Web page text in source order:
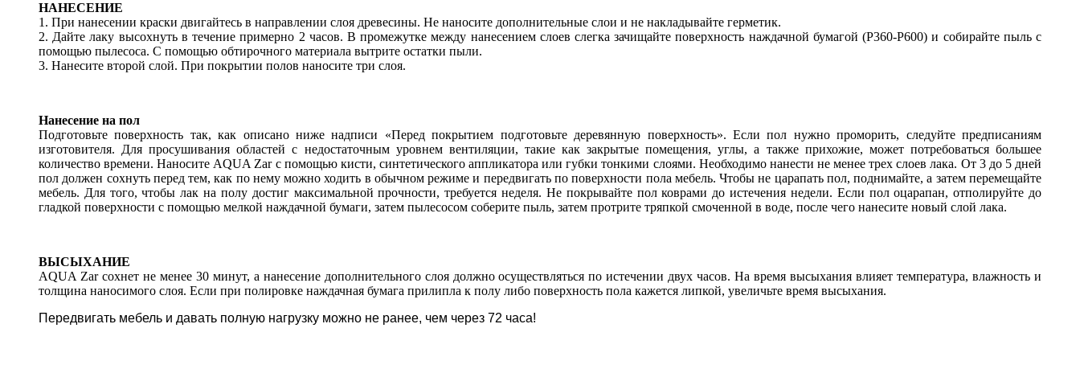
НАНЕСЕНИЕ
1. При нанесении краски двигайтесь в направлении слоя древесины. Не наносите дополнительные слои и не накладывайте герметик.
2. Дайте лаку высохнуть в течение примерно 2 часов. В промежутке между нанесением слоев слегка зачищайте поверхность наждачной бумагой (Р360-Р600) и собирайте пыль с
помощью пылесоса. С помощью обтирочного материала вытрите остатки пыли.
3. Нанесите второй слой. При покрытии полов наносите три слоя.
Нанесение на пол
Подготовьте поверхность так, как описано ниже надписи «Перед покрытием подготовьте деревянную поверхность». Если пол нужно проморить, следуйте предписаниям
изготовителя. Для просушивания областей с недостаточным уровнем вентиляции, такие как закрытые помещения, углы, а также прихожие, может потребоваться большее
количество времени. Наносите AQUA Zar с помощью кисти, синтетического аппликатора или губки тонкими слоями. Необходимо нанести не менее трех слоев лака. От 3 до 5 дней
пол должен сохнуть перед тем, как по нему можно ходить в обычном режиме и передвигать по поверхности пола мебель. Чтобы не царапать пол, поднимайте, а затем перемещайте
мебель. Для того, чтобы лак на полу достиг максимальной прочности, требуется неделя. Не покрывайте пол коврами до истечения недели. Если пол оцарапан, отполируйте до
гладкой поверхности с помощью мелкой наждачной бумаги, затем пылесосом соберите пыль, затем протрите тряпкой смоченной в воде, после чего нанесите новый слой лака.
ВЫСЫХАНИЕ
AQUA Zar сохнет не менее 30 минут, а нанесение дополнительного слоя должно осуществляться по истечении двух часов. На время высыхания влияет температура, влажность и
толщина наносимого слоя. Если при полировке наждачная бумага прилипла к полу либо поверхность пола кажется липкой, увеличьте время высыхания.
Передвигать мебель и давать полную нагрузку можно не ранее, чем через 72 часа!